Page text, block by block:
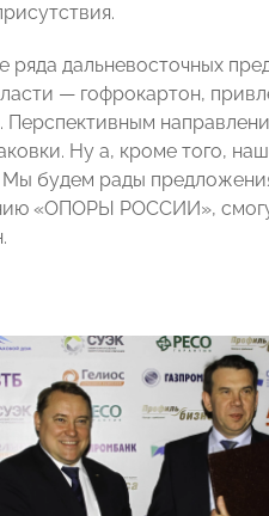
дальневосточных
— гофрокартон,
Ну а, кроме того,
будем рады
«ОПОРЫ РОССИИ»,